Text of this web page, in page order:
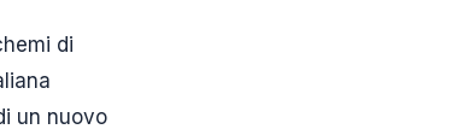
di
un nuovo